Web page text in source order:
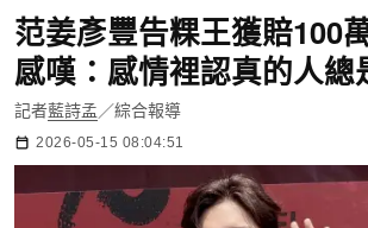
范姜彥豐告粿王獲賠100
感嘆：感情裡認真的人總
記者藍詩孟 ／綜合報導
2026-05-15 08:04:51